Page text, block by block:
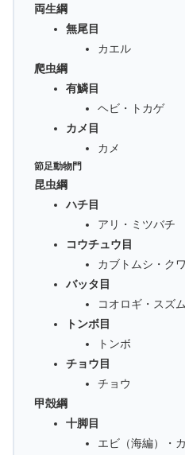
両生綱
無尾目
カエル
爬虫綱
有鱗目
ヘビ・トカゲ
カメ目
カメ
節足動物門
昆虫綱
ハチ目
アリ・ミツバチ
コウチュウ目
カブトムシ・ク
バッタ目
コオロギ・スズ
トンボ目
トンボ
チョウ目
チョウ
甲殻綱
十脚目
エビ（海編）・